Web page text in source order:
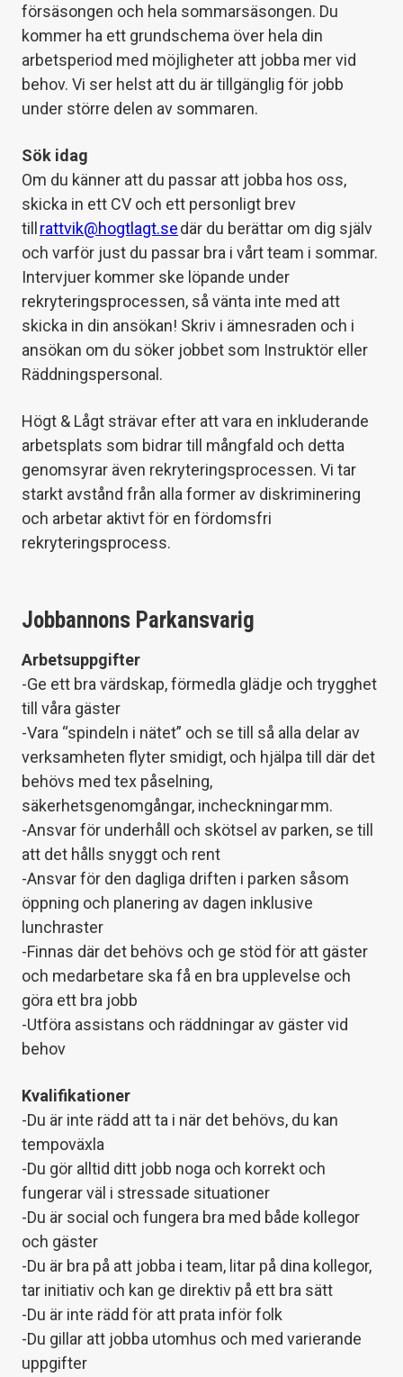
försäsongen och hela sommarsäsongen. Du
kommer ha ett grundschema över hela din
arbetsperiod med möjligheter att jobba mer vid
behov. Vi ser helst att du är tillgänglig för jobb
under större delen av sommaren.
Sök idag
Om du känner att du passar att jobba hos oss,
skicka in ett CV och ett personligt brev
till rattvik@hogtlagt.sedär du berättar om dig själv
och varför just du passar bra i vårt team i sommar.
Intervjuer kommer ske löpande under
rekryteringsprocessen, så vänta inte med att
skicka in din ansökan! Skriv i ämnesraden och i
ansökan om du söker jobbet som Instruktör eller
Räddningspersonal.
Högt & Lågt strävar efter att vara en inkluderande
arbetsplats som bidrar till mångfald och detta
genomsyrar även rekryteringsprocessen. Vi tar
starkt avstånd från alla former av diskriminering
och arbetar aktivt för en fördomsfri
rekryteringsprocess.
Jobbannons Parkansvarig
Arbetsuppgifter
-Ge ett bra värdskap, förmedla glädje och trygghet
till våra gäster
-Vara “spindeln i nätet” och se till så alla delar av
verksamheten flyter smidigt, och hjälpa till där det
behövs med tex påselning,
säkerhetsgenomgångar, incheckningar mm.
-Ansvar för underhåll och skötsel av parken, se till
att det hålls snyggt och rent
-Ansvar för den dagliga driften i parken såsom
öppning och planering av dagen inklusive
lunchraster
-Finnas där det behövs och ge stöd för att gäster
och medarbetare ska få en bra upplevelse och
göra ett bra jobb
-Utföra assistans och räddningar av gäster vid
behov
Kvalifikationer
-Du är inte rädd att ta i när det behövs, du kan
tempoväxla
-Du gör alltid ditt jobb noga och korrekt och
fungerar väl i stressade situationer
-Du är social och fungera bra med både kollegor
och gäster
-Du är bra på att jobba i team, litar på dina kollegor,
tar initiativ och kan ge direktiv på ett bra sätt
-Du är inte rädd för att prata inför folk
-Du gillar att jobba utomhus och med varierande
uppgifter